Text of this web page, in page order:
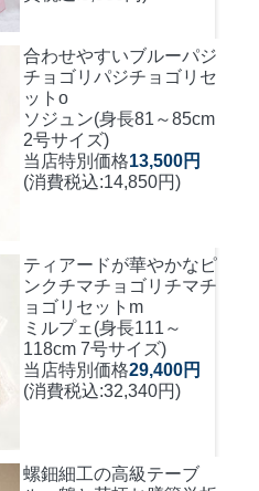
合わせやすいブルーパジ
チョゴリ パジチョゴリセ
ットo
ソジュン(身長81～85cm
2号サイズ)
当店特別価格13,500円
(消費税込:14,850円)
ティアードが華やかなピ
ンクチマチョゴリ チマチ
ョゴリセットm
ミルプェ(身長111～
118cm 7号サイズ)
当店特別価格29,400円
(消費税込:32,340円)
螺鈿細工の高級テーブ